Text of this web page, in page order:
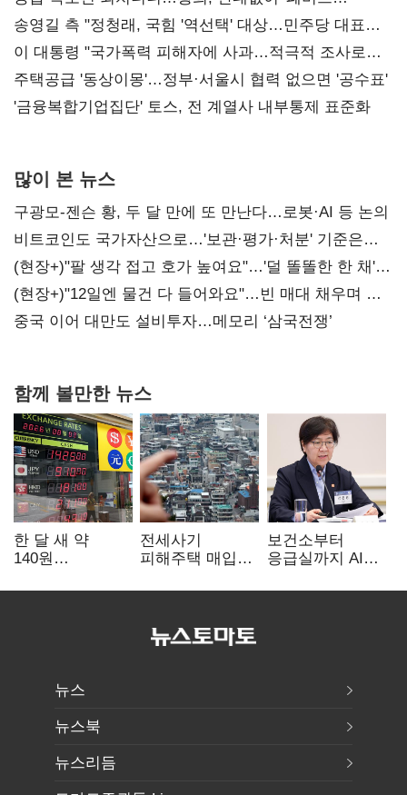
리모델링' 제안
송영길 측 "정청래, 국힘 '역선택' 대상…민주당 대표로
총선 지휘 못해"
이 대통령 "국가폭력 피해자에 사과…적극적 조사로
진실 밝혀야"
주택공급 '동상이몽'…정부·서울시 협력 없으면 '공수표'
'금융복합기업집단' 토스, 전 계열사 내부통제 표준화
많이 본 뉴스
구광모-젠슨 황, 두 달 만에 또 만난다…로봇·AI 등 논의
비트코인도 국가자산으로…'보관·평가·처분' 기준은
숙제
(현장+)"팔 생각 접고 호가 높여요"…'덜 똘똘한 한 채'
20억 키맞추기
(현장+)"12일엔 물건 다 들어와요"…빈 매대 채우며 문
연 홈플러스
중국 이어 대만도 설비투자…메모리 ‘삼국전쟁’
함께 볼만한 뉴스
한 달 새 약
140원
엔저'에 원화
전세사기
피해주택 매입
누적 피해자
보건소부터
응급실까지 AI
혁신 본격화
뉴스
뉴스북
뉴스리듬